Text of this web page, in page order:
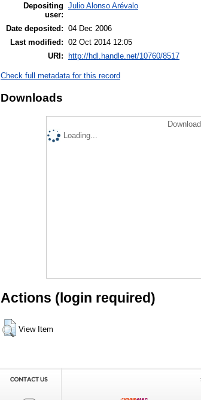
Depositing
user:
Julio Alonso Arévalo
Date deposited: 04 Dec 2006
Last modified: 02 Oct 2014 12:05
URI:
http://hdl.handle.net/10760/8517
Check full metadata for this record
Downloads
Loading...
Actions (login required)
View Item